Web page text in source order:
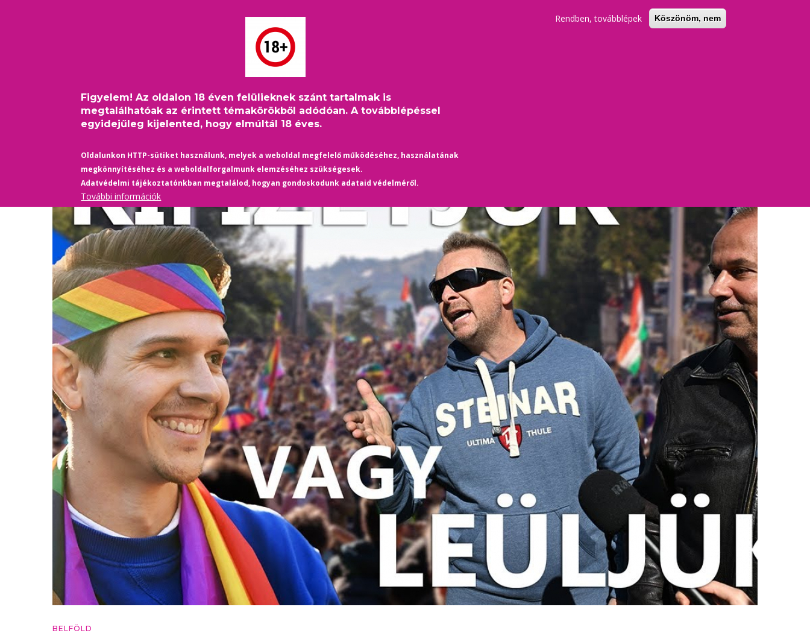
Figyelem! Az oldalon 18 éven felülieknek szánt tartalmak is
megtalálhatóak az érintett témakörökből adódóan. A továbblépéssel
egyidejűleg kijelented, hogy elmúltál 18 éves.
Oldalunkon HTTP-sütiket használunk, melyek a weboldal megfelelő működéséhez, használatának
megkönnyítéséhez és a weboldalforgalmunk elemzéséhez szükségesek.
Adatvédelmi tájékoztatónkban megtalálod, hogyan gondoskodunk adataid védelméről.
További információk
Rendben, továbblépek Köszönöm, nem
PINKFILMS HÍREK
Morzsa
/Belföld / „Mi tudjuk, mi az ellenállás, nem kell megtanítani, ezzel születtünk” – videóriport a Pécs Pride-ról
BELFÖLD